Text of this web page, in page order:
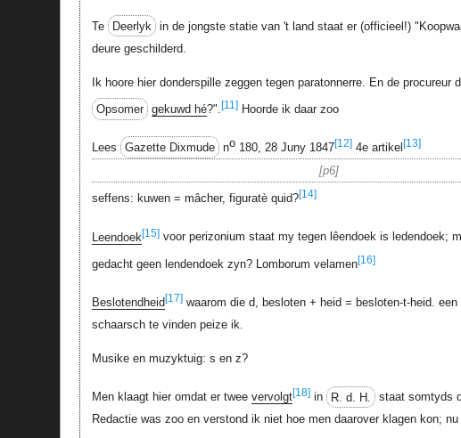
Te Deerlyk in de jongste statie van 't land staat er (officieel!)
deure geschilderd.
Ik hoore hier donderspille zeggen tegen paratonnerre. En de procureur
Opsomer gekuwd hé?". [11]Hoorde ik daar zoo
Lees Gazette Dixmude no180, 28 Juny 1847[12]4e artikel [13]
p6
seffens: kuwen = mâcher, figuratè quid?[14]
Leendoek[15]voor perizonium staat my tegen lêendoek is ledendoek;
gedacht geen lendendoek zyn? Lomborum velamen[16]
Beslotendheid[17]waarom die d, besloten + heid = besloten-t-heid. een
schaarsch te vinden peize ik.
Musike en muzyktuig: s en z?
Men klaagt hier omdat er twee vervolgt[18]in R. d. H. staat somtyds
Redactie was zoo en verstond ik niet hoe men daarover klagen kon; nu